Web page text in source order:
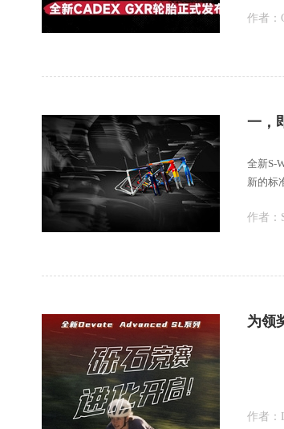
作者：
一，
全新S-
新的标
作者：
作者：